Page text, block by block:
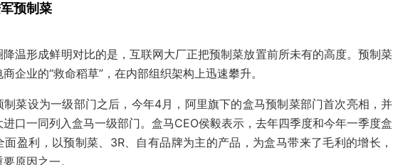
预制菜
温形成鲜明对比的是，互联网大厂正把预制菜放置前所未有的高度。预制菜
企业的“救命稻草”，在内部组织架构上迅速攀升。
制菜设为一级部门之后，今年4月，阿里旗下的盒马预制菜部门首次亮相，并
口一同列入盒马一级部门。盒马CEO侯毅表示，去年四季度和今年一季度盒
面盈利，以预制菜、3R、自有品牌为主的产品，为盒马带来了毛利的增长，
原因之一。